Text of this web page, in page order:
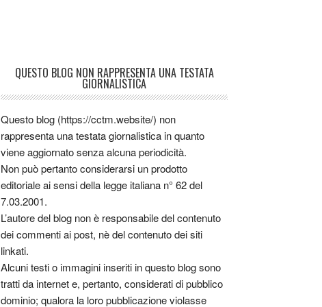
QUESTO BLOG NON RAPPRESENTA UNA TESTATA
GIORNALISTICA
Questo blog (https://cctm.website/) non
rappresenta una testata giornalistica in quanto
viene aggiornato senza alcuna periodicità.
Non può pertanto considerarsi un prodotto
editoriale ai sensi della legge italiana n° 62 del
7.03.2001.
L’autore del blog non è responsabile del contenuto
dei commenti ai post, nè del contenuto dei siti
linkati.
Alcuni testi o immagini inseriti in questo blog sono
tratti da internet e, pertanto, considerati di pubblico
dominio; qualora la loro pubblicazione violasse